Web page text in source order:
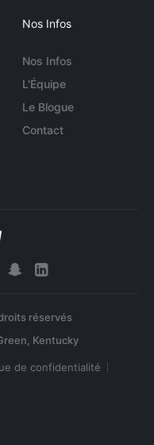
Nos Infos
Nos Infos
L'Équipe
Le Blogue
Contact
réservés
de confidentialité